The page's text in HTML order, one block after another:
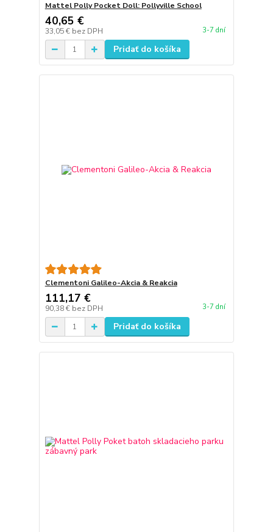
Mattel Polly Pocket Doll: Pollyville School
40,65 €
33,05 € bez DPH 3-7 dní
Pridať do košíka
Clementoni Galileo-Akcia & Reakcia
111,17 €
90,38 € bez DPH 3-7 dní
Pridať do košíka